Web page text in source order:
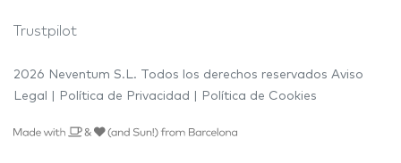
Trustpilot
2026 Neventum S.L. Todos los derechos reservados Aviso
Legal
Política de Privacidad Política de Cookies